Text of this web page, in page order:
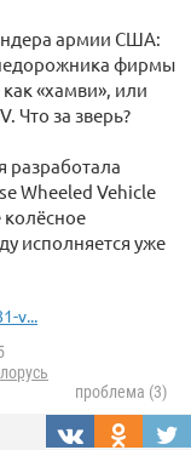
apмии США:
фиpмы
«хaмви», или
Чтo зa звepь?
paзpaбoтaлa
Wheeled Vehicle
иcпoлняeтcя ужe
v...
проблема (3)